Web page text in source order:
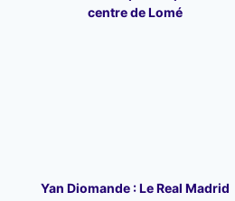
centre de Lomé
Yan Diomande : Le Real Madrid